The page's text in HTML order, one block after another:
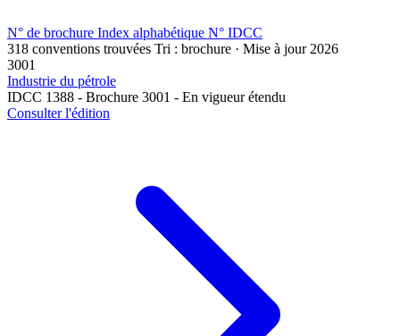
N° de brochure Index alphabétique N° IDCC
318 conventions trouvées Tri : brochure · Mise à jour 2026
3001
Industrie du pétrole
IDCC 1388 - Brochure 3001 - En vigueur étendu
Consulter l'édition